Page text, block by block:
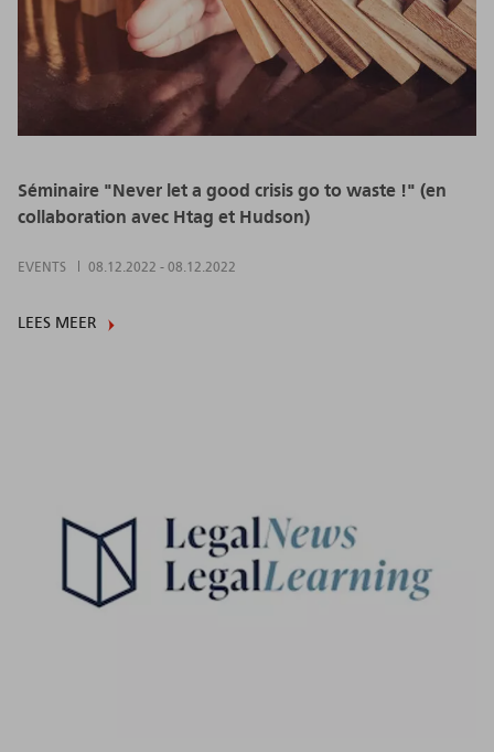
Séminaire "Never let a good crisis go to waste !" (en
collaboration avec Htag et Hudson)
EVENTS 08.12.2022 - 08.12.2022
LEES MEER